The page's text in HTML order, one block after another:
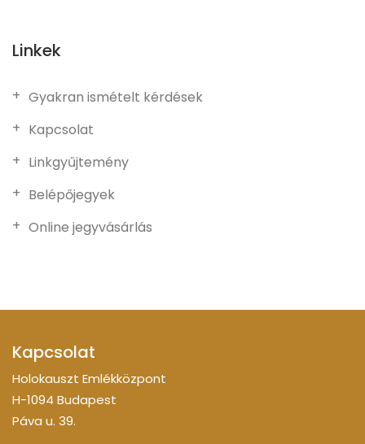
Linkek
Gyakran ismételt kérdések
Kapcsolat
Linkgyűjtemény
Belépőjegyek
Online jegyvásárlás
Kapcsolat
Holokauszt Emlékközpont
H-1094 Budapest
Páva u. 39.